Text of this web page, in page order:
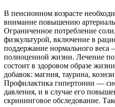
В пенсионном возрасте
внимание повышению
Ограниченное потребление
физкультурой, включение в
поддержание нормального веса
полноценной жизни. Лечение
состоит в здоровом образе
добавок: магния, таурина,
Профилактика гипертонии —
давления, и в случае его
скрининговое обследование.